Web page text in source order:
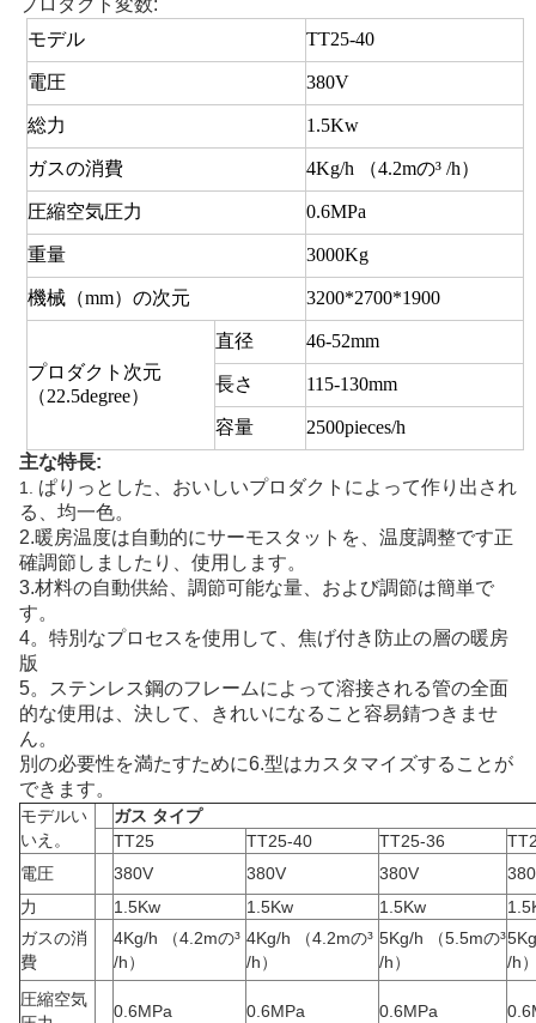
プロダクト変数:
モデル
TT25-40
電圧 380V
総力 1.5Kw
ガスの消費 4Kg/h （4.2mの³ /h）
圧縮空気圧力 0.6MPa
重量 3000Kg
機械（mm）の次元 3200*2700*1900
プロダクト次元
（22.5degree）
直径 46-52mm
長さ 115-130mm
容量
2500pieces/h
主な特長:
1. ぱりっとした、おいしいプロダクトによって作り出され
る、均一色。
2.暖房温度は自動的にサーモスタットを、温度調整です正
確調節しましたり、使用します。
3.材料の自動供給、調節可能な量、および調節は簡単で
す。
4。特別なプロセスを使用して、焦げ付き防止の層の暖房
版
5。ステンレス鋼のフレームによって溶接される管の全面
的な使用は、決して、きれいになること容易錆つきませ
ん。
別の必要性を満たすために6.型はカスタマイズすることが
できます。
モデルい
いえ。
ガス タイプ
TT25
TT25-40 TT25-36
電圧
380V 380V 380V
力
1.5Kw 1.5Kw 1.5Kw
ガスの消
費
4Kg/h （4.2mの³
/h）
4Kg/h （4.2mの³
/h）
5Kg/h （5.5mの³
/h）
/h
圧縮空気
0.6MPa 0.6MPa 0.6MPa